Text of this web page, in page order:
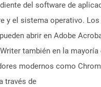
del software de
y el sistema operativo.
abrir en Adobe
también en la mayoría
modernos como
través de